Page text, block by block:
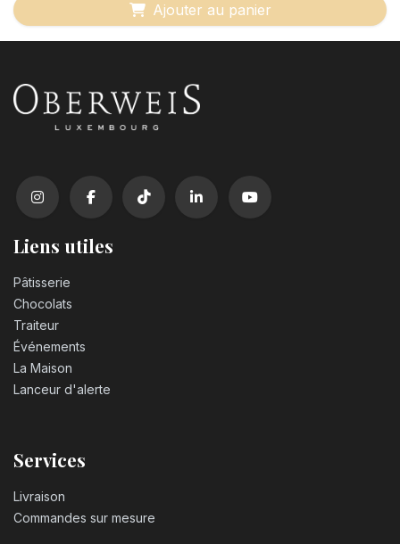
Ajouter au panier
Liens utiles
Pâtisserie
Chocolats
Traiteur
Événements
La Maison
Lanceur d'alerte
Services
Livraison
Commandes sur mesure